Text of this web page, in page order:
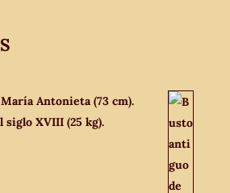
Antonieta (73 cm).
siglo XVIII (25 kg).